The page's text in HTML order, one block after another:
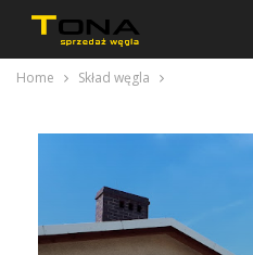
Home Skład węgla